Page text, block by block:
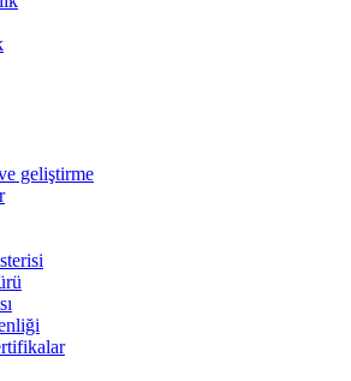
geliştirme